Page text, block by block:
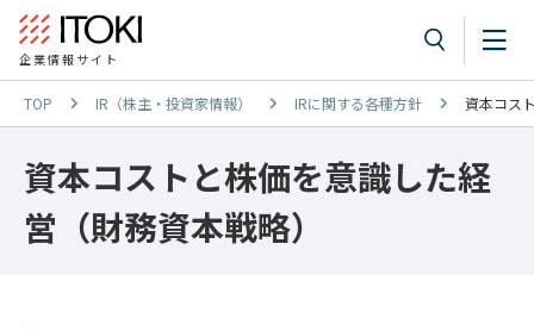
企業情報サイト
TOP IR（株主・投資家情報） IRに関する各種方針 資本コス
資本コストと株価を意識した経
営（財務資本戦略）